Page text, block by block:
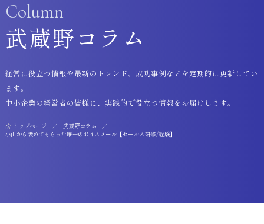
Column
武蔵野コラム
トップページ
武蔵野コラム
小山から褒めてもらった唯一のボイスメール【セールス研修/経験】
経営に役立つ情報や最新のトレンド、成功事例などを定期的に更新してい
ます。
中小企業の経営者の皆様に、実践的で役立つ情報をお届けします。